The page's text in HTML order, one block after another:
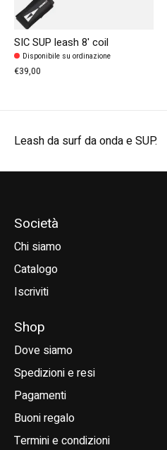
SIC SUP leash 8' coil
Disponibile su ordinazione
€39,00
Leash da surf da onda e SUP.
Società
Chi siamo
Catalogo
Iscriviti
Shop
Dove siamo
Spedizioni e resi
Pagamenti
Buoni regalo
Termini e condizioni